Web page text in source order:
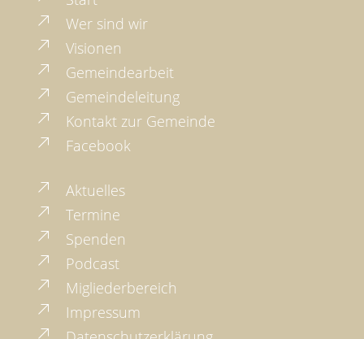
Wer sind wir
Visionen
Gemeindearbeit
Gemeindeleitung
Kontakt zur Gemeinde
Facebook
Aktuelles
Termine
Spenden
Podcast
Migliederbereich
Impressum